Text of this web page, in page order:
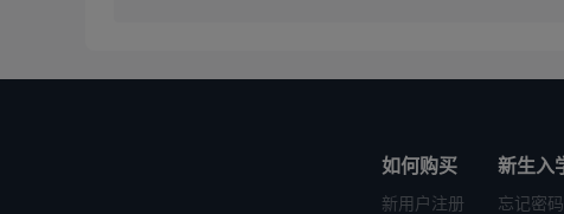
1.有效居民身份证(正反面)、准考证;
如何购买
新用户注册
新生入
忘记密码